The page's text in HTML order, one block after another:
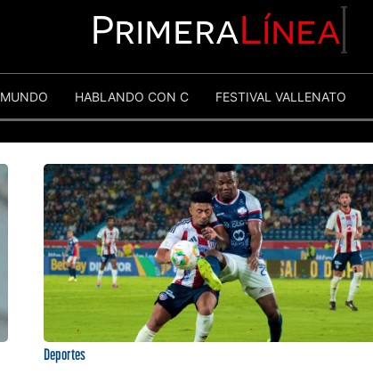
PrimeraLínea
MUNDO HABLANDO CON C FESTIVAL VALLENATO
Deportes